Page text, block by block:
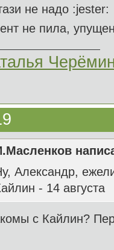
не надо :jester:
не пила,
Александр,
- 14 августа
с Кайлин?